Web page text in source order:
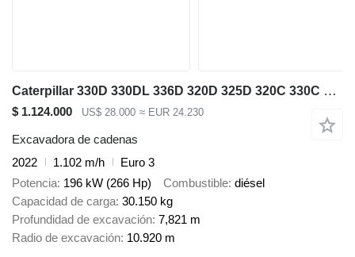
Caterpillar 330D 330DL 336D 320D 325D 320C 330C 320B 330B
$ 1.124.000 US$ 28.000 ≈ EUR 24.230
Excavadora de cadenas
2022
1.102 m/h
Euro 3
Potencia 196 kW (266 Hp) Combustible diésel
Capacidad de carga 30.150 kg
Profundidad de excavación 7,821 m
Radio de excavación 10.920 m